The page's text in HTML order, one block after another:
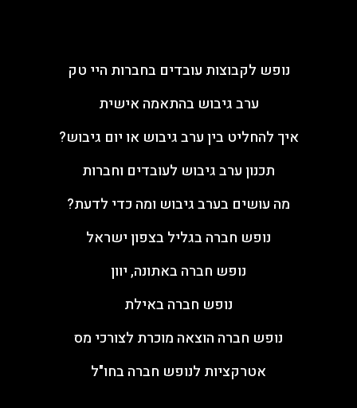
נופש לקבוצות עובדים בחברות היי טק
ערב גיבוש בהתאמה אישית
איך להחליט בין ערב גיבוש או יום גיבוש?
תכנון ערב גיבוש לעובדים וחברות
מה עושים בערב גיבוש ומה כדי לדעת?
נופש חברה בגליל בצפון ישראל
נופש חברה באתונה, יוון
נופש חברה באילת
נופש חברה הוצאה מוכרת לצורכי מס
אטרקציות לנופש חברה בחו"ל